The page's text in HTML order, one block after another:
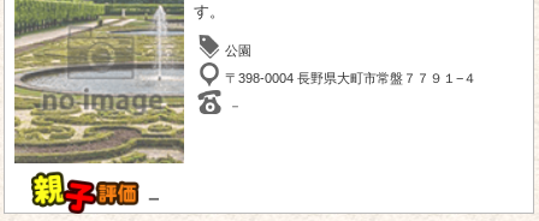
－
す。
公園
〒398-0004 長野県大町市常盤７７９１−４
－